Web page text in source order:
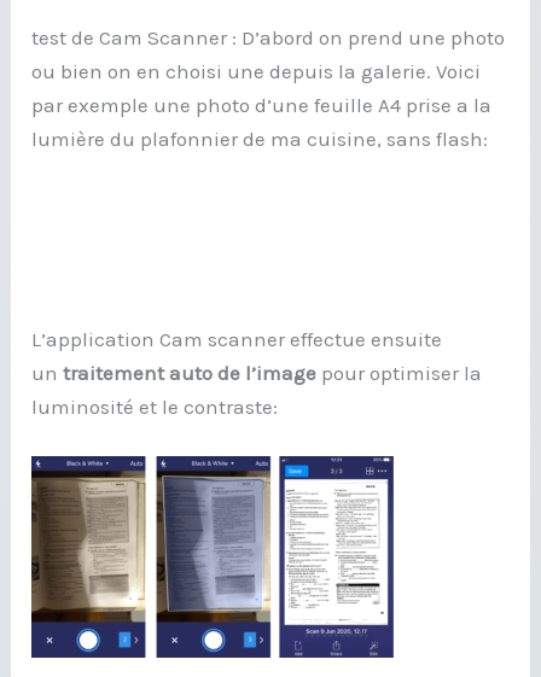
test de Cam Scanner : D’abord on prend une photo
ou bien on en choisi une depuis la galerie. Voici
par exemple une photo d’une feuille A4 prise a la
lumière du plafonnier de ma cuisine, sans flash:
L’application Cam scanner effectue ensuite
untraitement auto de l’image pour optimiser la
luminosité et le contraste: